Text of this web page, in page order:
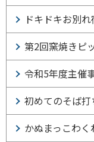
ドキドキお別れ
第2回窯焼きピ
令和5年度主催
初めてのそば打
かぬまっこわ